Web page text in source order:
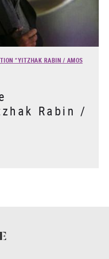
“YITZHAK RABIN / AMOS
Rabin /